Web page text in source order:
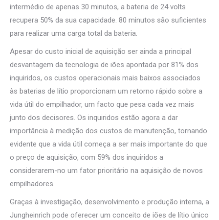
intermédio de apenas 30 minutos, a bateria de 24 volts
recupera 50% da sua capacidade. 80 minutos são suficientes
para realizar uma carga total da bateria.
Apesar do custo inicial de aquisição ser ainda a principal
desvantagem da tecnologia de iões apontada por 81% dos
inquiridos, os custos operacionais mais baixos associados
às baterias de lítio proporcionam um retorno rápido sobre a
vida útil do empilhador, um facto que pesa cada vez mais
junto dos decisores. Os inquiridos estão agora a dar
importância à medição dos custos de manutenção, tornando
evidente que a vida útil começa a ser mais importante do que
o preço de aquisição, com 59% dos inquiridos a
considerarem-no um fator prioritário na aquisição de novos
empilhadores.
Graças à investigação, desenvolvimento e produção interna, a
Jungheinrich pode oferecer um conceito de iões de lítio único